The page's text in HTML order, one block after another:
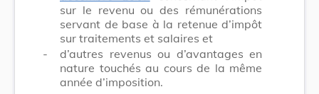
sur le revenu ou des rémunérations
servant de base à la retenue d’impôt
sur traitements et salaires et
-
d’autres revenus ou d’avantages en
nature touchés au cours de la même
année d’imposition.